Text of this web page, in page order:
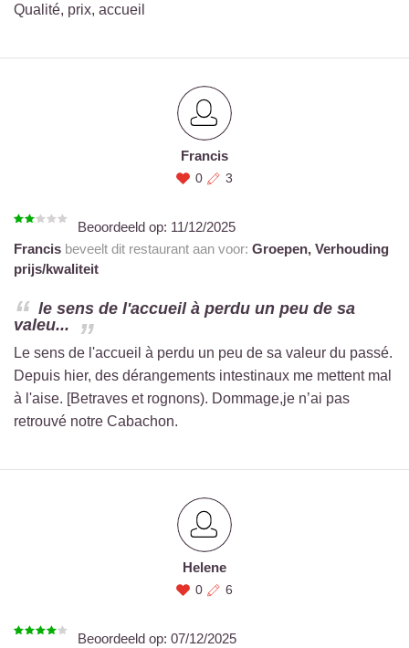
Qualité, prix, accueil
Francis
0 3
Beoordeeld op: 11/12/2025
Francis beveelt dit restaurant aan voor: Groepen, Verhouding
prijs/kwaliteit
le sens de l'accueil à perdu un peu de sa
valeu...
Le sens de l'accueil à perdu un peu de sa valeur du passé.
Depuis hier, des dérangements intestinaux me mettent mal
à l'aise. [Betraves et rognons). Dommage,je n’ai pas
retrouvé notre Cabachon.
Helene
0 6
Beoordeeld op: 07/12/2025